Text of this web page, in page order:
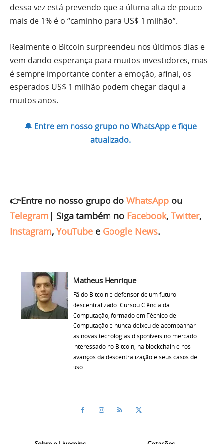
dessa vez está prevendo que a última alta de pouco
mais de 1% é o “caminho para US$ 1 milhão”.
Realmente o Bitcoin surpreendeu nos últimos dias e
vem dando esperança para muitos investidores, mas
é sempre importante conter a emoção, afinal, os
esperados US$ 1 milhão podem chegar daqui a
muitos anos.
🔔 Entre em nosso grupo no WhatsApp e fique
atualizado.
👉Entre no nosso grupo do WhatsApp ou
Telegram | Siga também no Facebook, Twitter,
Instagram, YouTube e Google News.
Matheus Henrique
Fã do Bitcoin e defensor de um futuro
descentralizado. Cursou Ciência da
Computação, formado em Técnico de
Computação e nunca deixou de acompanhar
as novas tecnologias disponíveis no mercado.
Interessado no Bitcoin, na blockchain e nos
avanços da descentralização e seus casos de
uso.